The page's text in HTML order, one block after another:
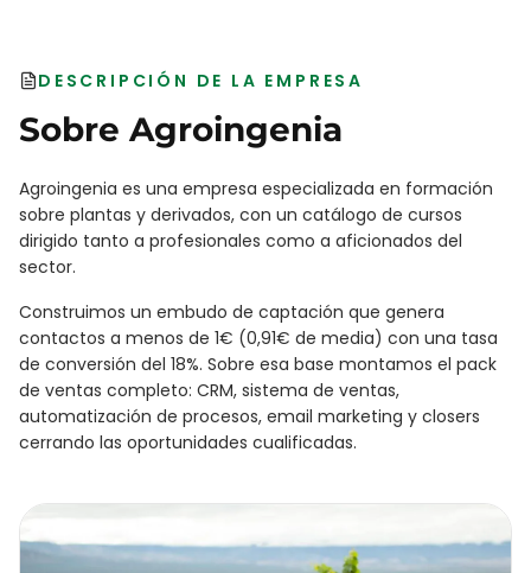
DESCRIPCIÓN DE LA EMPRESA
Sobre Agroingenia
Agroingenia es una empresa especializada en formación
sobre plantas y derivados, con un catálogo de cursos
dirigido tanto a profesionales como a aficionados del
sector.
Construimos un embudo de captación que genera
contactos a menos de 1€ (0,91€ de media) con una tasa
de conversión del 18%. Sobre esa base montamos el pack
de ventas completo: CRM, sistema de ventas,
automatización de procesos, email marketing y closers
cerrando las oportunidades cualificadas.